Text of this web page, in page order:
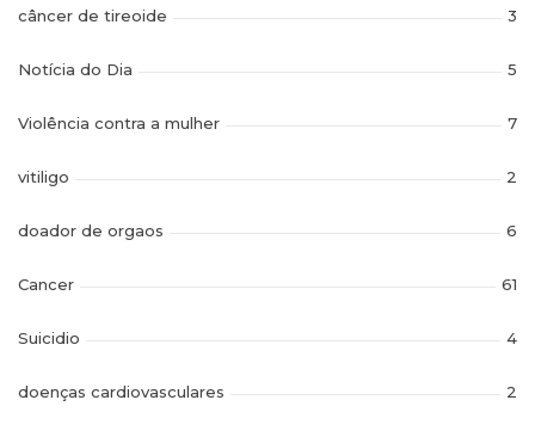
câncer de tireoide 3
Notícia do Dia 5
Violência contra a mulher 7
vitiligo 2
doador de orgaos 6
Cancer 61
Suicidio 4
doenças cardiovasculares 2